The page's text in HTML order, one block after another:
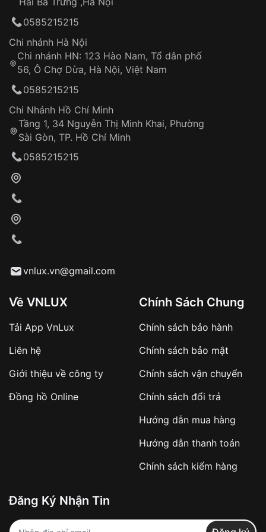
Hotline: 0585 215 215
Từ khóa SEO:
Khách hàng kiểm tra và thanh toán trực tiếp
Từ khóa SEO:
sản phẩm đặc biệt
hàng
Số tiền còn lại thanh toán khi nhận hàng hoặc
✔️ Đảm bảo xử lý đơn hàng nhanh chóng
✔️ Hạn chế tình trạng hủy đơn không mong
Từ khóa SEO:
thống VNLUX
Đảm bảo quyền lợi khách hàng
Đồng hành cùng khách hàng trong suốt quá
trình sử dụng
0585215215
Chi nhánh Hà Nội
Chi nhánh HN: 123 Hào Nam, Tổ dân phố
56, Ô Chợ Dừa, Hà Nội, Việt Nam
0585215215
Chi Nhánh Hồ Chí Minh
Tầng 1, 34 Nguyễn Thị Minh Khai, Phường
Sài Gòn, TP. Hồ Chí Minh
0585215215
vnlux.vn@gmail.com
Về VNLUX
Tải App VnLux
Liên hệ
Giới thiệu về công ty
Đồng hồ Online
Chính Sách Chung
Chính sách bảo hành
Chính sách bảo mật
Chính sách vận chuyển
Chính sách đổi trả
Hướng dẫn mua hàng
Hướng dẫn thanh toán
Chính sách kiểm hàng
Đăng Ký Nhận Tin